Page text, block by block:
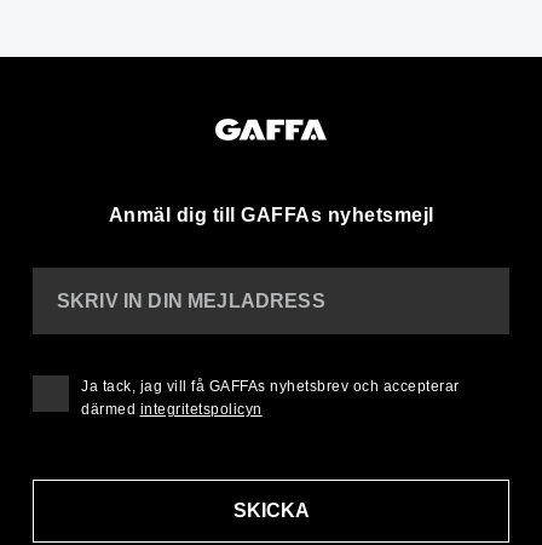
Anmäl dig till GAFFAs nyhetsmejl
SKRIV IN DIN MEJLADRESS
SKICKA
Ja tack, jag vill få GAFFAs nyhetsbrev och accepterar
därmed integritetspolicyn